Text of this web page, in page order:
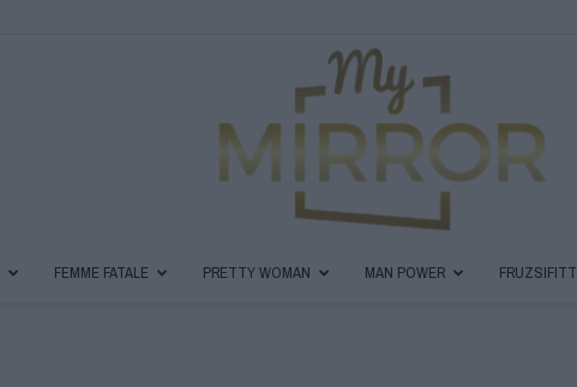
FEMME FATALE PRETTY WOMAN MAN POWER FRUZSIFITT